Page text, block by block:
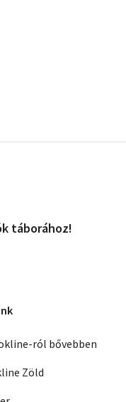
táborához!
ról bővebben
Zöld